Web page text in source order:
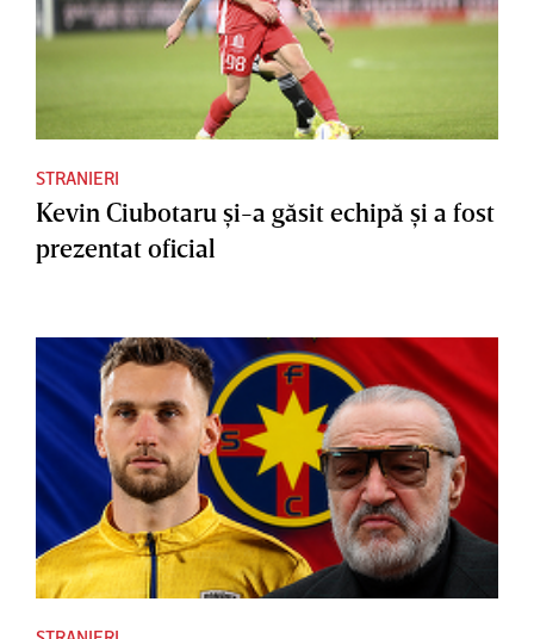
STRANIERI
Kevin Ciubotaru şi-a găsit echipă şi a fost
prezentat oficial